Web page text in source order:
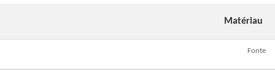
Matériau
Fonte